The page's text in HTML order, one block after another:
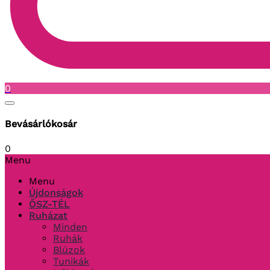
0
Bevásárlókosár
0
Menu
Menu
Újdonságok
ŐSZ-TÉL
Ruházat
Minden
Ruhák
Blúzok
Tunikák